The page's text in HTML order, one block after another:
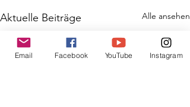
Aktuelle Beiträge Alle ansehen
Email Facebook YouTube Instagram